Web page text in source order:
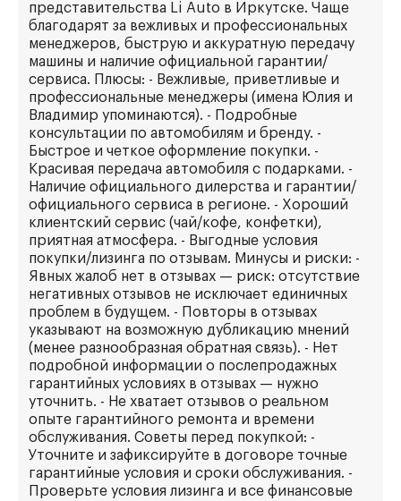
представительства Li Auto в Иркутске. Чаще
благодарят за вежливых и профессиональных
менеджеров, быструю и аккуратную передачу
машины и наличие официальной гарантии/
сервиса. Плюсы: - Вежливые, приветливые и
профессиональные менеджеры (имена Юлия и
Владимир упоминаются). - Подробные
консультации по автомобилям и бренду. -
Быстрое и четкое оформление покупки. -
Красивая передача автомобиля с подарками. -
Наличие официального дилерства и гарантии/
официального сервиса в регионе. - Хороший
клиентский сервис (чай/кофе, конфетки),
приятная атмосфера. - Выгодные условия
покупки/лизинга по отзывам. Минусы и риски: -
Явных жалоб нет в отзывах — риск: отсутствие
негативных отзывов не исключает единичных
проблем в будущем. - Повторы в отзывах
указывают на возможную дубликацию мнений
(менее разнообразная обратная связь). - Нет
подробной информации о послепродажных
гарантийных условиях в отзывах — нужно
уточнить. - Не хватает отзывов о реальном
опыте гарантийного ремонта и времени
обслуживания. Советы перед покупкой: -
Уточните и зафиксируйте в договоре точные
гарантийные условия и сроки обслуживания. -
Проверьте условия лизинга и все финансовые